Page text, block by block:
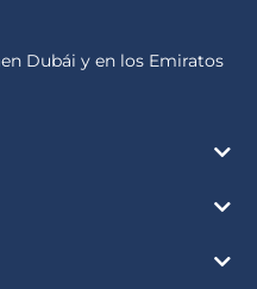
Dubái y en los Emiratos